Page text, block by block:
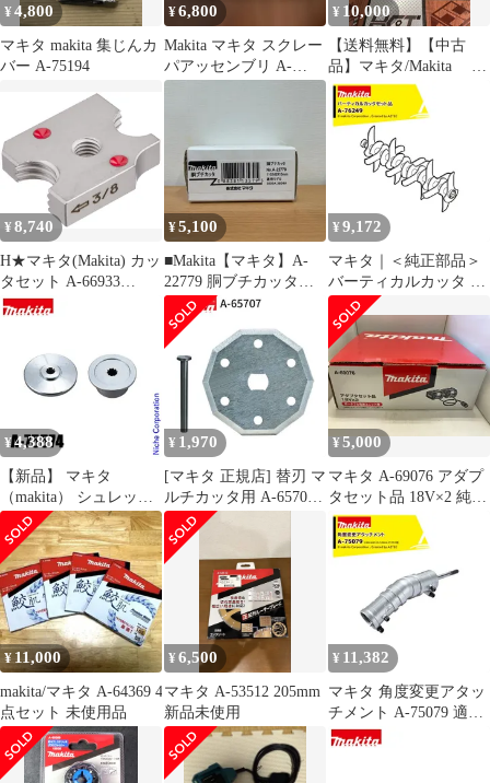
¥4,800
マキタ makita 集じんカ
バー A-75194
¥6,800
Makita マキタ スクレー
パアッセンブリ A-
68155 2個セット
¥ 10,000
【送料無料】【中古
品】マキタ/Makita A-
75079 角度変更アタ
ッチメント【ハンズク
ラフト島根出雲】
¥8,740
H★マキタ(Makita) カッ
タセット A-66933
dfa2136e
¥5,100
■Makita【マキタ】A-
22779 胴ブチカッタ
A25-3073、A25-3074
¥ 9,172
マキタ｜＜純正部品＞
バーティカルカッタ A-
76249
¥4,388
【新品】 マキタ
（makita） シュレッダ
ーブレード付属セット
品 A-75574
¥ 1,970
[マキタ 正規店] 替刃 マ
ルチカッタ用 A-65707
ロックピン付(刃物交換
用)
¥5,000
マキタ A-69076 アダプ
タセット品 18V×2 純正
品
¥ 11,000
makita/マキタ A-64369 4
点セット 未使用品
¥6,500
マキタ A-53512 205mm
新品未使用
¥ 11,382
マキタ 角度変更アタッ
チメント A-75079 適合
機種MUA002GZ /